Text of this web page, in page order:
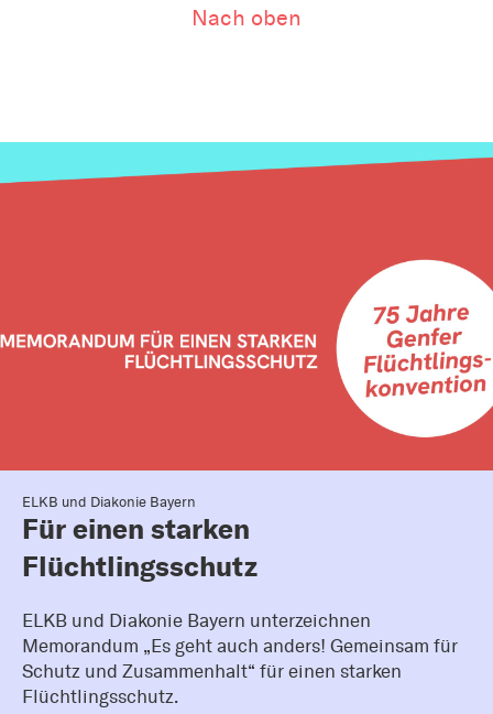
Nach oben
ELKB und Diakonie Bayern
Für einen starken
Flüchtlingsschutz
ELKB und Diakonie Bayern unterzeichnen
Memorandum „Es geht auch anders! Gemeinsam für
Schutz und Zusammenhalt“ für einen starken
Flüchtlingsschutz.